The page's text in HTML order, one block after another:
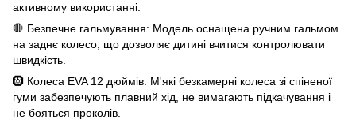
активному використанні.
🛑 Безпечне гальмування: Модель оснащена ручним гальмом
на заднє колесо, що дозволяє дитині вчитися контролювати
швидкість.
🛞 Колеса EVA 12 дюймів: М'які безкамерні колеса зі спіненої
гуми забезпечують плавний хід, не вимагають підкачування і
не бояться проколів.